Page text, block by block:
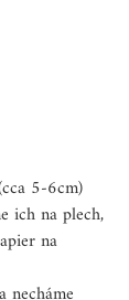
5-6cm)
ich na plech,
na